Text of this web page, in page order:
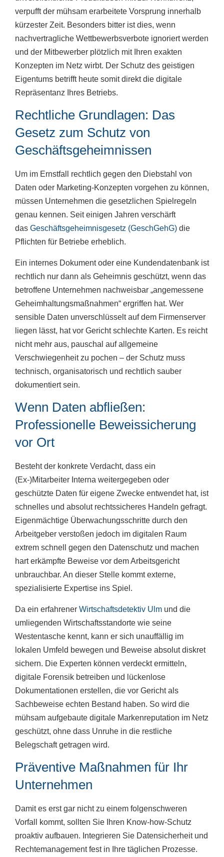
verpufft der mühsam erarbeitete Vorsprung innerhalb
kürzester Zeit. Besonders bitter ist dies, wenn
nachvertragliche Wettbewerbsverbote ignoriert werden
und der Mitbewerber plötzlich mit Ihren exakten
Konzepten im Netz wirbt. Der Schutz des geistigen
Eigentums betrifft heute somit direkt die digitale
Repräsentanz Ihres Betriebs.
Rechtliche Grundlagen: Das
Gesetz zum Schutz von
Geschäftsgeheimnissen
Um im Ernstfall rechtlich gegen den Diebstahl von
Daten oder Marketing-Konzepten vorgehen zu können,
müssen Unternehmen die gesetzlichen Spielregeln
genau kennen. Seit einigen Jahren verschärft
das Geschäftsgeheimnisgesetz (GeschGehG) die
Pflichten für Betriebe erheblich.
Ein internes Dokument oder eine Kundendatenbank ist
rechtlich nur dann als Geheimnis geschützt, wenn das
betroffene Unternehmen nachweisbar „angemessene
Geheimhaltungsmaßnahmen“ ergriffen hat. Wer
sensible Daten unverschlüsselt auf dem Firmenserver
liegen lässt, hat vor Gericht schlechte Karten. Es reicht
nicht mehr aus, pauschal auf allgemeine
Verschwiegenheit zu pochen – der Schutz muss
technisch, organisatorisch und rechtlich sauber
dokumentiert sein.
Wenn Daten abfließen:
Professionelle Beweissicherung
vor Ort
Besteht der konkrete Verdacht, dass ein
(Ex-)Mitarbeiter Interna weitergegeben oder
geschützte Daten für eigene Zwecke entwendet hat, ist
schnelles und absolut rechtssicheres Handeln gefragt.
Eigenmächtige Überwachungsschritte durch den
Arbeitgeber verstoßen jedoch im digitalen Raum
extrem schnell gegen den Datenschutz und machen
hart erkämpfte Beweise vor dem Arbeitsgericht
unbrauchbar. An dieser Stelle kommt externe,
spezialisierte Expertise ins Spiel.
Da ein erfahrener Wirtschaftsdetektiv Ulm und die
umliegenden Wirtschaftsstandorte wie seine
Westentasche kennt, kann er sich unauffällig im
lokalen Umfeld bewegen und Beweise absolut diskret
sichern. Die Experten können verdeckt ermitteln,
digitale Forensik betreiben und lückenlose
Dokumentationen erstellen, die vor Gericht als
Sachbeweise echten Bestand haben. So wird die
mühsam aufgebaute digitale Markenreputation im Netz
geschützt, ohne dass Unruhe in die restliche
Belegschaft getragen wird.
Präventive Maßnahmen für Ihr
Unternehmen
Damit es erst gar nicht zu einem folgenschweren
Vorfall kommt, sollten Sie Ihren Know-how-Schutz
proaktiv aufbauen. Integrieren Sie Datensicherheit und
Rechtemanagement fest in Ihre täglichen Prozesse.